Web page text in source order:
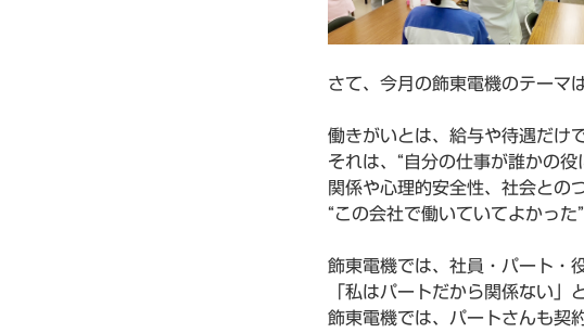
さて、今月の飾東電機のテーマは
働きがいとは、給与や待遇だけ
それは、“自分の仕事が誰かの
関係や心理的安全性、社会との
“この会社で働いていてよかった
飾東電機では、社員・パート・
「私はパートだから関係ない」
飾東電機では、パートさんも契